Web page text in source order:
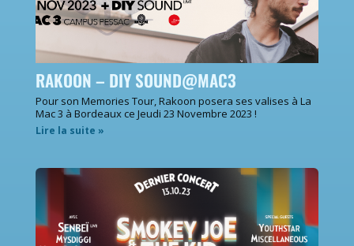
RAKOON – DIY SOUND@MAC3
Pour son Memories Tour, Rakoon posera ses valises à La
Mac 3 à Bordeaux ce Jeudi 23 Novembre 2023 !
Lire la suite »